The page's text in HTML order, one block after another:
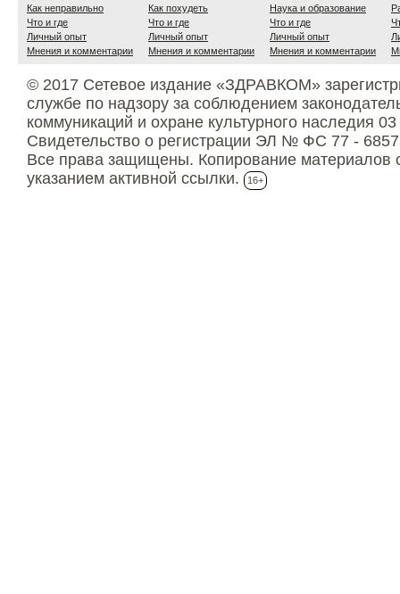
Как неправильно
Что и где
Личный опыт
Мнения и комментарии
Как похудеть
Что и где
Личный опыт
Мнения и комментарии
Наука и образование
Что и где
Личный опыт
Мнения и комментарии
© 2017 Сетевое издание «ЗДРАВКОМ»
службе по надзору за соблюдением
коммуникаций и охране культурного наследия
Свидетельство о регистрации ЭЛ № ФС 77 -
Все права защищены. Копирование материалов
указанием активной ссылки.
16+